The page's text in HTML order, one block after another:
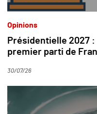
Opinions
Présidentielle 2027
premier parti de
30/07/26